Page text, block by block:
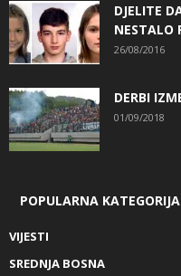
DJELITE
NESTALO
26/08/2016
DERBI
01/09/2018
POPULARNA KATEGORIJA
VIJESTI
SREDNJA BOSNA